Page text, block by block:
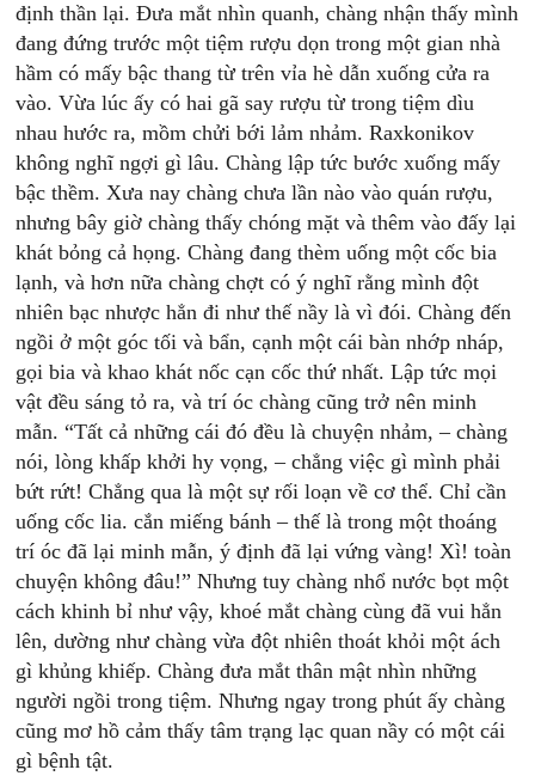
định thần lại. Đưa mắt nhìn quanh, chàng nhận thấy mình
đang đứng trước một tiệm rượu dọn trong một gian nhà
hầm có mấy bậc thang từ trên vỉa hè dẫn xuống cửa ra
vào. Vừa lúc ấy có hai gã say rượu từ trong tiệm dìu
nhau hước ra, mồm chửi bới lảm nhảm. Raxkonikov
không nghĩ ngợi gì lâu. Chàng lập tức bước xuống mấy
bậc thềm. Xưa nay chàng chưa lần nào vào quán rượu,
nhưng bây giờ chàng thấy chóng mặt và thêm vào đấy lại
khát bỏng cả họng. Chàng đang thèm uống một cốc bia
lạnh, và hơn nữa chàng chợt có ý nghĩ rằng mình đột
nhiên bạc nhược hẳn đi như thế nầy là vì đói. Chàng đến
ngồi ở một góc tối và bẩn, cạnh một cái bàn nhớp nháp,
gọi bia và khao khát nốc cạn cốc thứ nhất. Lập tức mọi
vật đều sáng tỏ ra, và trí óc chàng cũng trở nên minh
mẫn. “Tất cả những cái đó đều là chuyện nhảm, – chàng
nói, lòng khấp khởi hy vọng, – chẳng việc gì mình phải
bứt rứt! Chẳng qua là một sự rối loạn về cơ thể. Chỉ cần
uống cốc lia. cắn miếng bánh – thế là trong một thoáng
trí óc đã lại minh mẫn, ý định đã lại vứng vàng! Xì! toàn
chuyện không đâu!” Nhưng tuy chàng nhổ nước bọt một
cách khinh bỉ như vậy, khoé mắt chàng cùng đã vui hẳn
lên, dường như chàng vừa đột nhiên thoát khỏi một ách
gì khủng khiếp. Chàng đưa mắt thân mật nhìn những
người ngồi trong tiệm. Nhưng ngay trong phút ấy chàng
cũng mơ hồ cảm thấy tâm trạng lạc quan nầy có một cái
gì bệnh tật.